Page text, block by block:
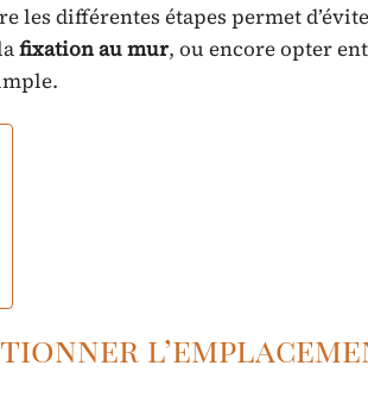
les différentes étapes permet
fixation au mur, ou encore opter